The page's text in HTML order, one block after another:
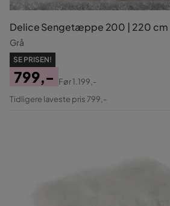
Delice Sengetæppe 200 | 220 cm
Grå
SE PRISEN!
Pris
799,-
Original
Før1.199,-
Tidligere laveste pris 799,-